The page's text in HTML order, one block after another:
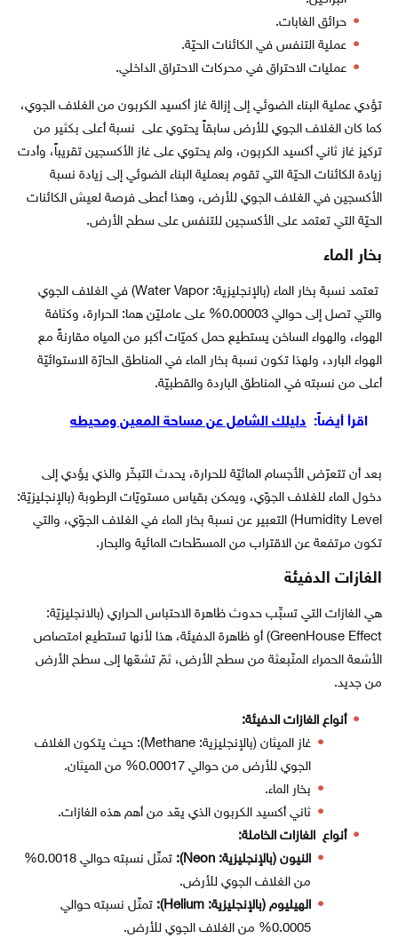
حرائق الغابات.
عملية التنفس في الكائنات الحيّة.
عمليات الاحتراق في محركات الاحتراق الداخلي.
تؤدي عملية البناء الضوئي إلى إزالة غاز أكسيد الكربون من الغلاف الجوي،
كما كان الغلاف الجوي للأرض سابقاً يحتوي على نسبة أعلى بكثير من
تركيز غاز ثاني أكسيد الكربون، ولم يحتوي على غاز الأكسجين تقريباً، وأدت
زيادة الكائنات الحيّة التي تقوم بعملية البناء الضوئي إلى زيادة نسبة
الأكسجين في الغلاف الجوي للأرض، وهذا أعطى فرصة لعيش الكائنات
الحيّة التي تعتمد على الأكسجين للتنفس على سطح الأرض.
بخار الماء
تعتمد نسبة بخار الماء (بالإنجليزية: Water Vapor) في الغلاف الجوي
والتي تصل إلى حوالي 0.00003% على عامليّن هما: الحرارة، وكثافة
الهواء، والهواء الساخن يستطيع حمل كميّات أكبر من المياه مقارنةً مع
الهواء البارد، ولهذا تكون نسبة بخار الماء في المناطق الحارّة الاستوائيّة
أعلى من نسبته في المناطق الباردة والقطبيّة.
اقرأ أيضاً: دليلك الشامل عن مساحة المعين ومحيطه
بعد أن تتعرّض الأجسام المائيّة للحرارة، يحدث التبخّر والذي يؤدي إلى
دخول الماء للغلاف الجوّي، ويمكن بقياس مستويّات الرطوبة (بالإنجليزيّة:
Humidity Level) التعبير عن نسبة بخار الماء في الغلاف الجوّي، والتي
تكون مرتفعة عن الاقتراب من المسطّحات المائية والبحار.
الغازات الدفيئة
هي الغازات التي تسبِّب حدوث ظاهرة الاحتباس الحراري (بالانجليزيّة:
GreenHouse Effect) أو ظاهرة الدفيئة، هذا لأنها تستطيع امتصاص
الأشعة الحمراء المنّبعثة من سطح الأرض، ثمّ تشعّها إلى سطح الأرض
من جديد.
أنواع الغازات الدفيئة:
غاز الميثان (بالإنجليزية: Methane): حيث يتكون الغلاف
الجوي للأرض من حوالي 0.00017% من الميثان.
بخار الماء.
ثاني أكسيد الكربون الذي يعّد من أهم هذه الغازات.
أنواع الغازات الخاملة:
النيون (بالإنجليزية: Neon):
تمثّل نسبته حوالي 0.0018%
من الغلاف الجوي للأرض.
الهيليوم (بالإنجليزية: Helium):
تمثّل نسبته حوالي
0.0005% من الغلاف الجوي للأرض.